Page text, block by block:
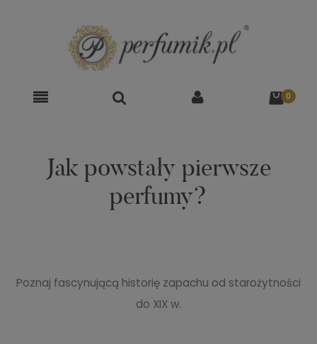
Jak powstały pierwsze
perfumy?
Poznaj fascynującą historię zapachu od starożytności
do XIX w.